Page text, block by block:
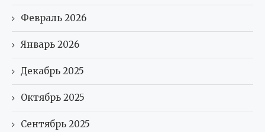
Февраль 2026
Январь 2026
Декабрь 2025
Октябрь 2025
Сентябрь 2025